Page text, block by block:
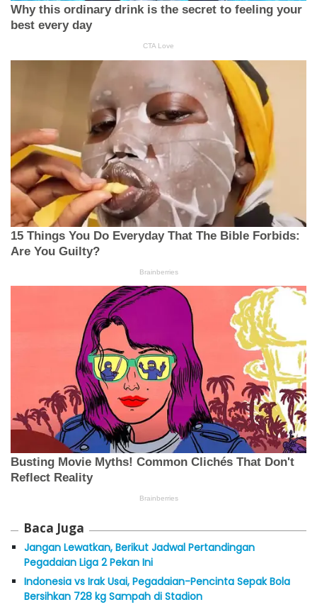
Baca Juga
Jangan Lewatkan, Berikut Jadwal Pertandingan
Pegadaian Liga 2 Pekan Ini
Indonesia vs Irak Usai, Pegadaian-Pencinta Sepak Bola
Bersihkan 728 kg Sampah di Stadion